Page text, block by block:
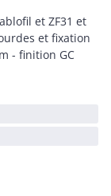
et ZF31 et
et fixation
- finition GC